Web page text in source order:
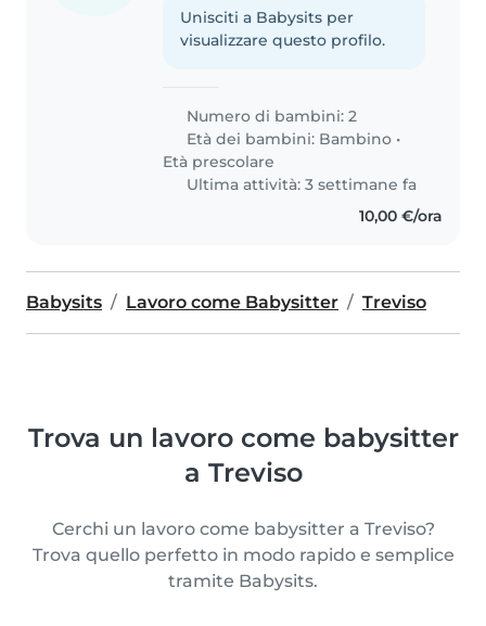
Unisciti a Babysits per
visualizzare questo profilo.
Numero di bambini: 2
Età dei bambini: Bambino •
Età prescolare
Ultima attività: 3 settimane fa
10,00 €/ora
Babysits Lavoro come Babysitter Treviso
Trova un lavoro come babysitter
a Treviso
Cerchi un lavoro come babysitter a Treviso?
Trova quello perfetto in modo rapido e semplice
tramite Babysits.